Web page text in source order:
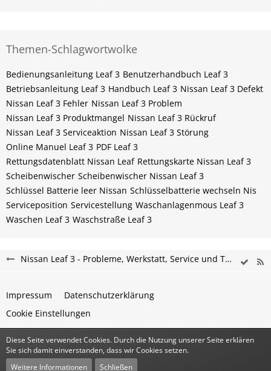
Themen-Schlagwortwolke
Bedienungsanleitung Leaf 3 Benutzerhandbuch Leaf 3
Betriebsanleitung Leaf 3 Handbuch Leaf 3 Nissan Leaf 3 Defekt
Nissan Leaf 3 Fehler Nissan Leaf 3 Problem
Nissan Leaf 3 Produktmangel Nissan Leaf 3 Rückruf
Nissan Leaf 3 Serviceaktion Nissan Leaf 3 Störung
Online Manuel Leaf 3 PDF Leaf 3
Rettungsdatenblatt Nissan Leaf Rettungskarte Nissan Leaf 3
Scheibenwischer Scheibenwischer Nissan​ Leaf 3
Schlüssel Batterie leer Nissan Schlüsselbatterie wechseln Nis
Serviceposition Servicestellung Waschanlagenmous Leaf 3
Waschen Leaf 3 Waschstraße Leaf 3
Nissan Leaf 3 - Probleme, Werkstatt, Service und Tipps
Impressum
Datenschutzerklärung
Cookie Einstellungen
Community-Software:WoltLab Suite™
Stil:Classicvon
Diese Seite verwendet Cookies. Durch die Nutzung unserer Seite erklären
Sie sich damit einverstanden, dass wir Cookies setzen.
Weitere Informationen
Schließen